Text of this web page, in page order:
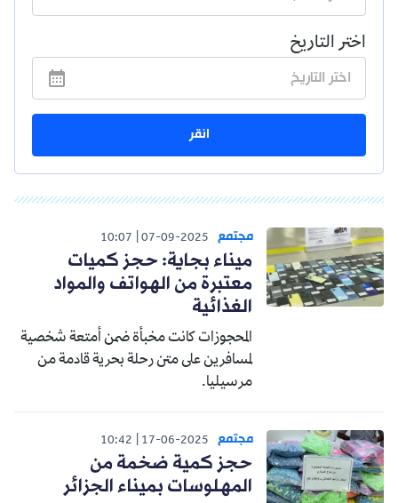
اختر التاريخ
انقر
مجتمع 07-09-2025
10:07
ميناء بجاية: حجز كميات
معتبرة من الهواتف والمواد
الغذائية
المحجوزات كانت مخبأة ضمن أمتعة شخصية
لمسافرين على متن رحلة بحرية قادمة من
مرسيليا.
مجتمع 17-06-2025
10:42
حجز كمية ضخمة من
المهلوسات بميناء الجزائر